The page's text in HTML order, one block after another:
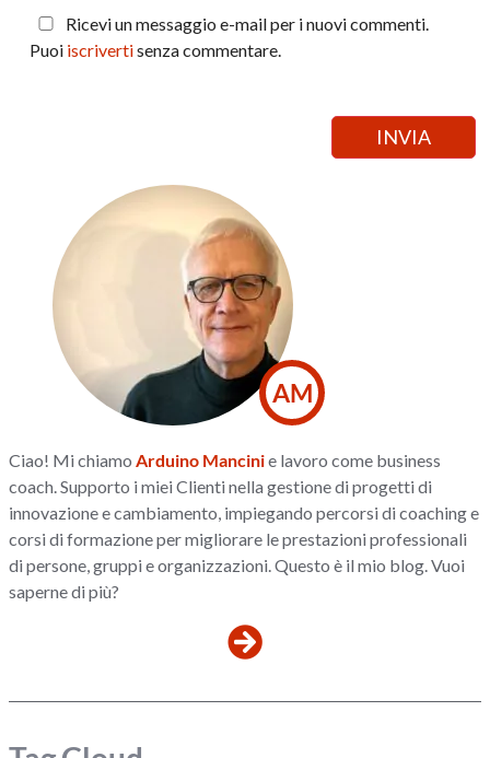
Ricevi un messaggio e-mail per i nuovi commenti.
Puoi iscrivertisenza commentare.
AM
Ciao! Mi chiamo Arduino Mancinie lavoro come business
coach. Supporto i miei Clienti nella gestione di progetti di
innovazione e cambiamento, impiegando percorsi di coaching e
corsi di formazione per migliorare le prestazioni professionali
di persone, gruppi e organizzazioni. Questo è il mio blog. Vuoi
saperne di più?